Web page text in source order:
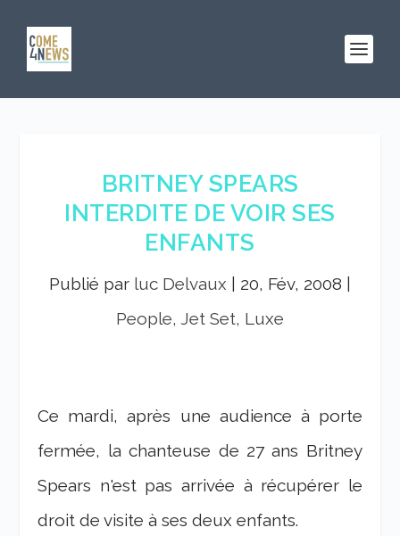
BRITNEY SPEARS
INTERDITE DE VOIR SES
ENFANTS
Publié par luc Delvaux 20, Fév, 2008
People, Jet Set, Luxe
Ce mardi, après une audience à porte
fermée, la chanteuse de 27 ans Britney
Spears n'est pas arrivée à récupérer le
droit de visite à ses deux enfants.